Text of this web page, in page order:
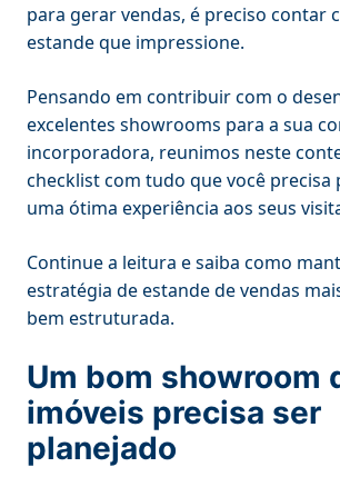
para gerar vendas, é preciso contar
estande que impressione.
Pensando em contribuir com o
excelentes showrooms para a sua
incorporadora, reunimos neste
checklist com tudo que você
uma ótima experiência aos seus
Continue a leitura e saiba como
estratégia de estande de vendas
bem estruturada.
Um bom showroom
imóveis precisa ser
planejado